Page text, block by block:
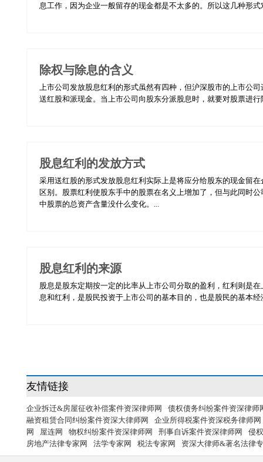
息工作，因为企业一般留存的现金都是不太多的。所以这几种形
除权与除息的含义
上市公司发放股息红利的形式虽然有四种，但沪深股市的上市公
送红股和派现金。当上市公司向股东分派股息时，就要对股票进
股息红利的发放方式
采用送红股的形式发放股息红利实际上是将应分给股东的现金留
区别。股票红利使股东手中的股票在名义上增加了，但与此同时
中股票的总资产含量没什么变化。...
股息红利的来源
股息是股东定期按一定的比率从上市公司分取的盈利，红利则是
息和红利，是股民投资于上市公司的基本目的，也是股民的基本经
友情链接
企业拆迁&房屋征收补偿案件资深律师网
债权债务纠纷案件资深律师
融资租赁合同纠纷案件资深大律师网
企业所得税案件资深税务律师网
网
屋连网 物权纠纷案件资深律师网 刑事自诉案件资深律师网
侵
房地产法律专家网
法学专家网 税法专家网 资深大律师&著名法律